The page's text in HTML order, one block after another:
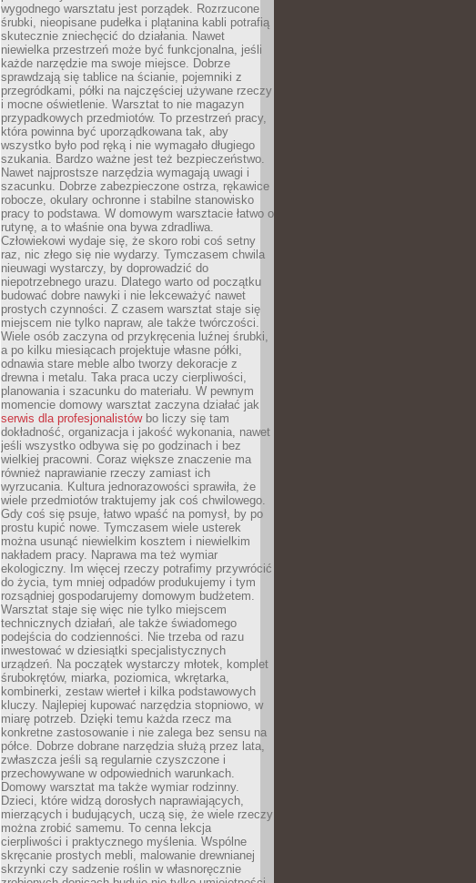
wygodnego warsztatu jest porządek. Rozrzucone
śrubki, nieopisane pudełka i plątanina kabli potrafią
skutecznie zniechęcić do działania. Nawet
niewielka przestrzeń może być funkcjonalna, jeśli
każde narzędzie ma swoje miejsce. Dobrze
sprawdzają się tablice na ścianie, pojemniki z
przegródkami, półki na najczęściej używane rzeczy
i mocne oświetlenie. Warsztat to nie magazyn
przypadkowych przedmiotów. To przestrzeń pracy,
która powinna być uporządkowana tak, aby
wszystko było pod ręką i nie wymagało długiego
szukania. Bardzo ważne jest też bezpieczeństwo.
Nawet najprostsze narzędzia wymagają uwagi i
szacunku. Dobrze zabezpieczone ostrza, rękawice
robocze, okulary ochronne i stabilne stanowisko
pracy to podstawa. W domowym warsztacie łatwo o
rutynę, a to właśnie ona bywa zdradliwa.
Człowiekowi wydaje się, że skoro robi coś setny
raz, nic złego się nie wydarzy. Tymczasem chwila
nieuwagi wystarczy, by doprowadzić do
niepotrzebnego urazu. Dlatego warto od początku
budować dobre nawyki i nie lekceważyć nawet
prostych czynności. Z czasem warsztat staje się
miejscem nie tylko napraw, ale także twórczości.
Wiele osób zaczyna od przykręcenia luźnej śrubki,
a po kilku miesiącach projektuje własne półki,
odnawia stare meble albo tworzy dekoracje z
drewna i metalu. Taka praca uczy cierpliwości,
planowania i szacunku do materiału. W pewnym
momencie domowy warsztat zaczyna działać jak
serwis dla profesjonalistówbo liczy się tam
dokładność, organizacja i jakość wykonania, nawet
jeśli wszystko odbywa się po godzinach i bez
wielkiej pracowni. Coraz większe znaczenie ma
również naprawianie rzeczy zamiast ich
wyrzucania. Kultura jednorazowości sprawiła, że
wiele przedmiotów traktujemy jak coś chwilowego.
Gdy coś się psuje, łatwo wpaść na pomysł, by po
prostu kupić nowe. Tymczasem wiele usterek
można usunąć niewielkim kosztem i niewielkim
nakładem pracy. Naprawa ma też wymiar
ekologiczny. Im więcej rzeczy potrafimy przywrócić
do życia, tym mniej odpadów produkujemy i tym
rozsądniej gospodarujemy domowym budżetem.
Warsztat staje się więc nie tylko miejscem
technicznych działań, ale także świadomego
podejścia do codzienności. Nie trzeba od razu
inwestować w dziesiątki specjalistycznych
urządzeń. Na początek wystarczy młotek, komplet
śrubokrętów, miarka, poziomica, wkrętarka,
kombinerki, zestaw wierteł i kilka podstawowych
kluczy. Najlepiej kupować narzędzia stopniowo, w
miarę potrzeb. Dzięki temu każda rzecz ma
konkretne zastosowanie i nie zalega bez sensu na
półce. Dobrze dobrane narzędzia służą przez lata,
zwłaszcza jeśli są regularnie czyszczone i
przechowywane w odpowiednich warunkach.
Domowy warsztat ma także wymiar rodzinny.
Dzieci, które widzą dorosłych naprawiających,
mierzących i budujących, uczą się, że wiele rzeczy
można zrobić samemu. To cenna lekcja
cierpliwości i praktycznego myślenia. Wspólne
skręcanie prostych mebli, malowanie drewnianej
skrzynki czy sadzenie roślin w własnoręcznie